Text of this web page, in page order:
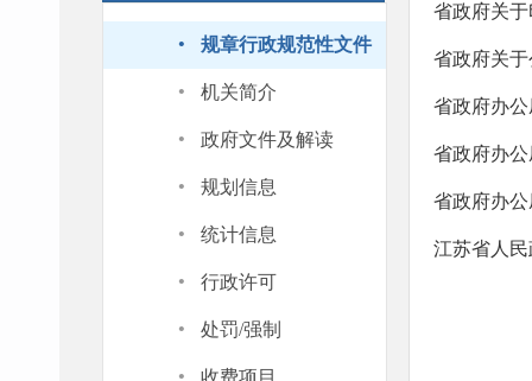
· 规章行政规范性文件
· 机关简介
· 政府文件及解读
· 规划信息
· 统计信息
· 行政许可
· 处罚/强制
收费项目
省政府关
省政府关
省政府办
省政府办
省政府办